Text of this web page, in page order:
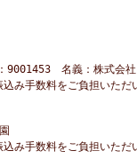
9001453 名義：株式会
み手数料をご負担いただ
み手数料をご負担いただ